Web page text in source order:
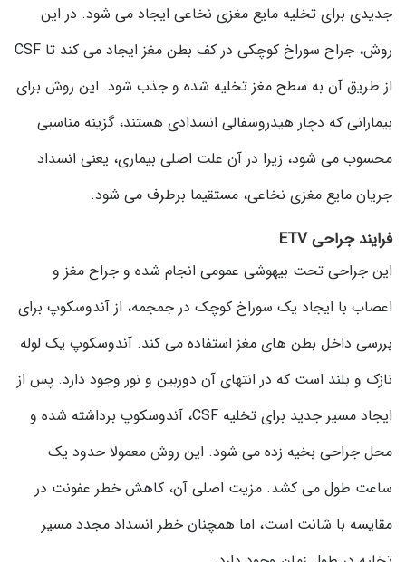
جدیدی برای تخلیه مایع مغزی نخاعی ایجاد می شود. در این
روش، جراح سوراخ کوچکی در کف بطن مغز ایجاد می کند تا CSF
از طریق آن به سطح مغز تخلیه شده و جذب شود. این روش برای
بیمارانی که دچار هیدروسفالی انسدادی هستند، گزینه مناسبی
محسوب می شود، زیرا در آن علت اصلی بیماری، یعنی انسداد
جریان مایع مغزی نخاعی، مستقیما برطرف می شود.
فرایند جراحی ETV
این جراحی تحت بیهوشی عمومی انجام شده و جراح مغز و
اعصاب با ایجاد یک سوراخ کوچک در جمجمه، از آندوسکوپ برای
بررسی داخل بطن های مغز استفاده می کند. آندوسکوپ یک لوله
نازک و بلند است که در انتهای آن دوربین و نور وجود دارد. پس از
ایجاد مسیر جدید برای تخلیه CSF، آندوسکوپ برداشته شده و
محل جراحی بخیه زده می شود. این روش معمولا حدود یک
ساعت طول می کشد. مزیت اصلی آن، کاهش خطر عفونت در
مقایسه با شانت است، اما همچنان خطر انسداد مجدد مسیر